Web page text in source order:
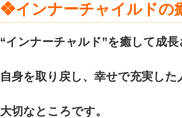
❖インナーチャイルドの
“インナーチャルド”を癒して成
自身を取り戻し、幸せで充実し
大切なところです。